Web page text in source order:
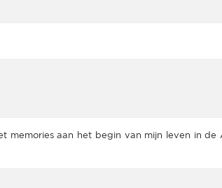
aan het begin van mijn leven in de